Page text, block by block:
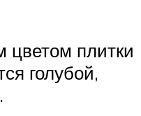
плитки
голубой,